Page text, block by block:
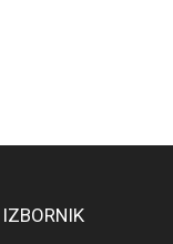
IZBORNIK